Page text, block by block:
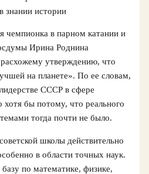
знании истории
чемпионка в парном катании и
Ирина Роднина
расхожему утверждению, что
на планете». По ее словам,
СССР в сфере
хотя бы потому, что реального
тогда почти не было.
школы действительно
в области точных наук.
по математике, физике,